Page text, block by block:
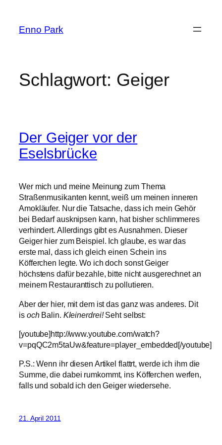
springen
Enno Park
Schlagwort: Geiger
Der Geiger vor der
Eselsbrücke
Wer mich und meine Meinung zum Thema
Straßenmusikanten kennt, weiß um meinen inneren
Amokläufer. Nur die Tatsache, dass ich mein Gehör
bei Bedarf ausknipsen kann, hat bisher schlimmeres
verhindert. Allerdings gibt es Ausnahmen. Dieser
Geiger hier zum Beispiel. Ich glaube, es war das
erste mal, dass ich gleich einen Schein ins
Köfferchen legte. Wo ich doch sonst Geiger
höchstens dafür bezahle, bitte nicht ausgerechnet an
meinem Restauranttisch zu pollutieren.
Aber der hier, mit dem ist das ganz was anderes. Dit
is ochBalin. Kleinerdrei!Seht selbst:
[youtube]http://www.youtube.com/watch?
v=pqQC2m5taUw&feature=player_embedded[/youtube]
P.S.: Wenn ihr diesen Artikel flattrt, werde ich ihm die
Summe, die dabei rumkommt, ins Köfferchen werfen,
falls und sobald ich den Geiger wiedersehe.
21. April 2011